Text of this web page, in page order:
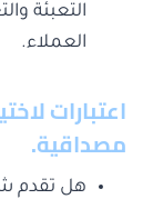
التعبئة
العملاء.
اعتبارات
مصداقية.
هل تقدم